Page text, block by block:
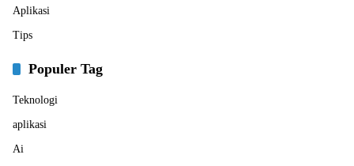
Aplikasi
Tips
Populer Tag
Teknologi
aplikasi
Ai